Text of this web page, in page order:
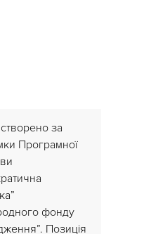
за
Програмної
фонду
Позиція